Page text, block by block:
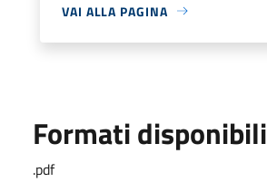
VAI ALLA PAGINA
Formati disponibili
.pdf